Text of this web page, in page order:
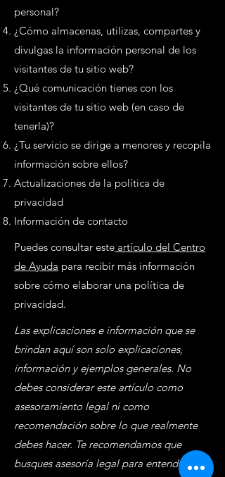
personal?
¿Cómo almacenas, utilizas, compartes y
divulgas la información personal de los
visitantes de tu sitio web?
¿Qué comunicación tienes con los
visitantes de tu sitio web (en caso de
tenerla)?
¿Tu servicio se dirige a menores y recopila
información sobre ellos?
Actualizaciones de la política de
privacidad
Información de contacto
Puedes consultar este artículo del Centro
de Ayuda para recibir más información
sobre cómo elaborar una política de
privacidad.
Las explicaciones e información que se
brindan aquí son solo explicaciones,
información y ejemplos generales. No
debes considerar este artículo como
asesoramiento legal ni como
recomendación sobre lo que realmente
debes hacer. Te recomendamos que
busques asesoría legal para entender y